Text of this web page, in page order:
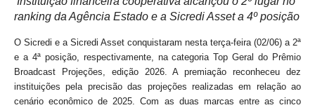
ranking da Agência Estado e a Sicredi Asset a 4º posição
O Sicredi e a Sicredi Asset conquistaram nesta terça-feira (02/06) a 2ª
e a 4ª posição, respectivamente, na categoria Top Geral do Prêmio
Broadcast Projeções, edição 2026. A premiação reconheceu dez
instituições pela precisão das projeções realizadas em relação ao
cenário econômico de 2025. Com as duas marcas entre as cinco